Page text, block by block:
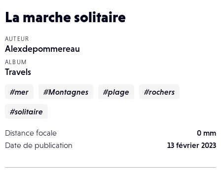
La marche solitaire
AUTEUR
Alexdepommereau
ALBUM
Travels
#mer #Montagnes #plage #rochers
#solitaire
Distance focale
0 mm
Date de publication
13 février 2023